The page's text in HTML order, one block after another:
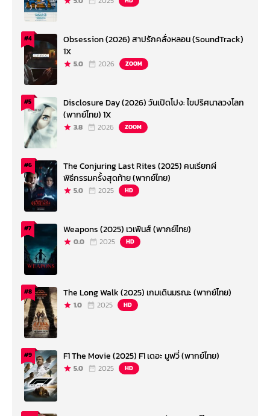
#4
Obsession (2026) สาปรักคลั่งหลอน (SoundTrack)
1X
5.0 2026 ZOOM
#5
Disclosure Day (2026) วันเปิดโปง: ไขปริศนาลวงโลก
(พากย์ไทย) 1X
3.8 2026 ZOOM
#6
The Conjuring Last Rites (2025) คนเรียกผี
พิธีกรรมครั้งสุดท้าย (พากย์ไทย)
5.0 2025 HD
#7 Weapons (2025) เวเพินส์ (พากย์ไทย)
0.0 2025 HD
#8 The Long Walk (2025) เกมเดินมรณะ (พากย์ไทย)
1.0 2025 HD
#9 F1 The Movie (2025) F1 เดอะ มูฟวี่ (พากย์ไทย)
5.0 2025 HD